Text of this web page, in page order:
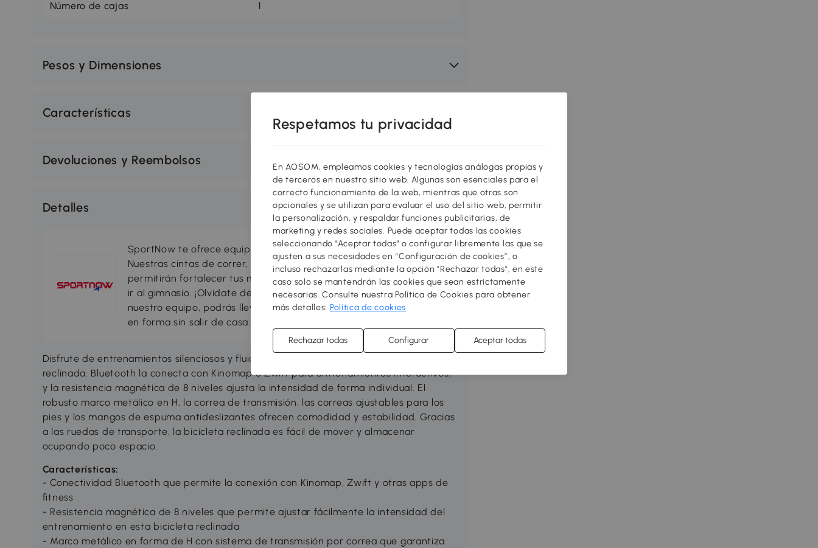
Número de cajas 1
Pesos y Dimensiones
Características
Devoluciones y Reembolsos
Detalles
SportNow te ofrece equipamiento para hacer ejercicio en casa.
Nuestras cintas de correr, bicicletas estáticas y demás aparatos te
permitirán fortalecer tus músculos y quemar calorías sin tener que
ir al gimnasio. ¡Olvídate de las cuotas y de depender del clima! Con
nuestro equipo, podrás llevar un estilo de vida activo y mantenerte
en forma sin salir de casa.
Disfrute de entrenamientos silenciosos y fluidos en casa con el SPORTNOW bicicleta
reclinada. Bluetooth la conecta con Kinomap o Zwift para entrenamientos interactivos,
y la resistencia magnética de 8 niveles ajusta la intensidad de forma individual. El
robusto marco metálico en H, la correa de transmisión, las correas ajustables para los
pies y los mangos de espuma antideslizantes ofrecen comodidad y estabilidad. Gracias
a las ruedas de transporte, la bicicleta reclinada es fácil de mover y almacenar
ocupando poco espacio.
Características:
- Conectividad Bluetooth que permite la conexión con Kinomap, Zwift y otras apps de
fitness
- Resistencia magnética de 8 niveles que permite ajustar fácilmente la intensidad del
entrenamiento en esta bicicleta reclinada
- Marco metálico en forma de H con sistema de transmisión por correa que garantiza
Respetamos tu privacidad
En AOSOM, empleamos cookies y tecnologías análogas propias y
de terceros en nuestro sitio web. Algunas son esenciales para el
correcto funcionamiento de la web, mientras que otras son
opcionales y se utilizan para evaluar el uso del sitio web, permitir
la personalización, y respaldar funciones publicitarias, de
marketing y redes sociales. Puede aceptar todas las cookies
seleccionando "Aceptar todas" o configurar libremente las que se
ajusten a sus necesidades en “Configuración de cookies”, o
incluso rechazarlas mediante la opción "Rechazar todas", en este
caso solo se mantendrán las cookies que sean estrictamente
necesarias. Consulte nuestra Política de Cookies para obtener
más detalles: Política de cookies
Rechazar todas Configurar Aceptar todas